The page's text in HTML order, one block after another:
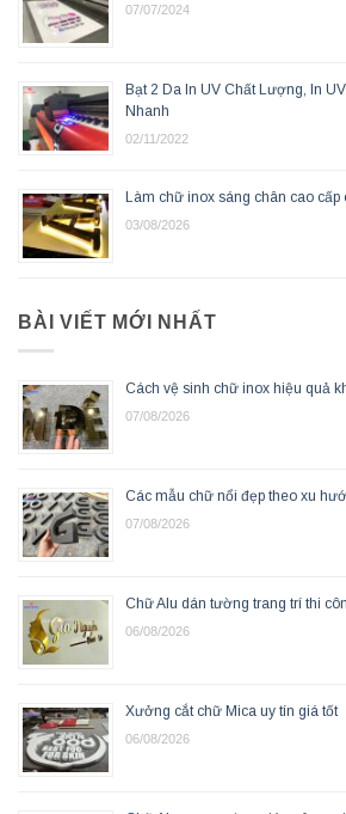
07/07/2024
Bạt 2 Da In UV Chất Lượng, In
Nhanh
02/11/2022
Làm chữ inox sáng chân cao cấp
03/08/2026
BÀI VIẾT MỚI NHẤT
Cách vệ sinh chữ inox hiệu quả
07/08/2026
Các mẫu chữ nổi đẹp theo xu
07/08/2026
Chữ Alu dán tường trang trí thi
06/08/2026
Xưởng cắt chữ Mica uy tín giá tốt
06/08/2026